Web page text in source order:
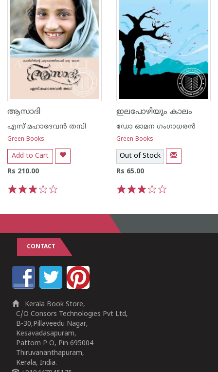
ആസാദി
എസ് മഹാദേവന്‍ തമ്പി
Green Books
Add to Cart
Rs 210.00
ഇലപോഴിയും കാലം
ഡോ ഓമന ഗംഗാധരന്‍
Green Books
Out of Stock
Rs 65.00
CONTACT
Kerala Book Store,
C/O Consors Technologies Pvt Ltd,
B-30,Pillaveedu Nagar,
Kesavadasapuram,
Pattom P O, Pin 695004
Thiruvananthapuram,
Kerala, India.